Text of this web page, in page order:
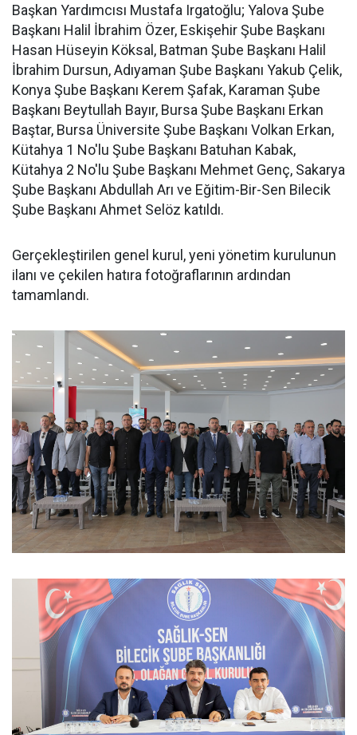
Başkan Yardımcısı Mustafa Irgatoğlu; Yalova Şube
Başkanı Halil İbrahim Özer, Eskişehir Şube Başkanı
Hasan Hüseyin Köksal, Batman Şube Başkanı Halil
İbrahim Dursun, Adıyaman Şube Başkanı Yakub Çelik,
Konya Şube Başkanı Kerem Şafak, Karaman Şube
Başkanı Beytullah Bayır, Bursa Şube Başkanı Erkan
Baştar, Bursa Üniversite Şube Başkanı Volkan Erkan,
Kütahya 1 No'lu Şube Başkanı Batuhan Kabak,
Kütahya 2 No'lu Şube Başkanı Mehmet Genç, Sakarya
Şube Başkanı Abdullah Arı ve Eğitim-Bir-Sen Bilecik
Şube Başkanı Ahmet Selöz katıldı.
Gerçekleştirilen genel kurul, yeni yönetim kurulunun
ilanı ve çekilen hatıra fotoğraflarının ardından
tamamlandı.